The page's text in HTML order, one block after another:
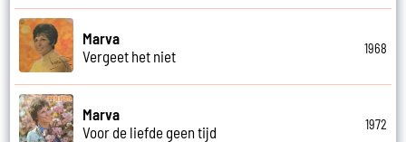
Marva
Vergeet het niet
1968
Marva
Voor de liefde geen tijd
1972